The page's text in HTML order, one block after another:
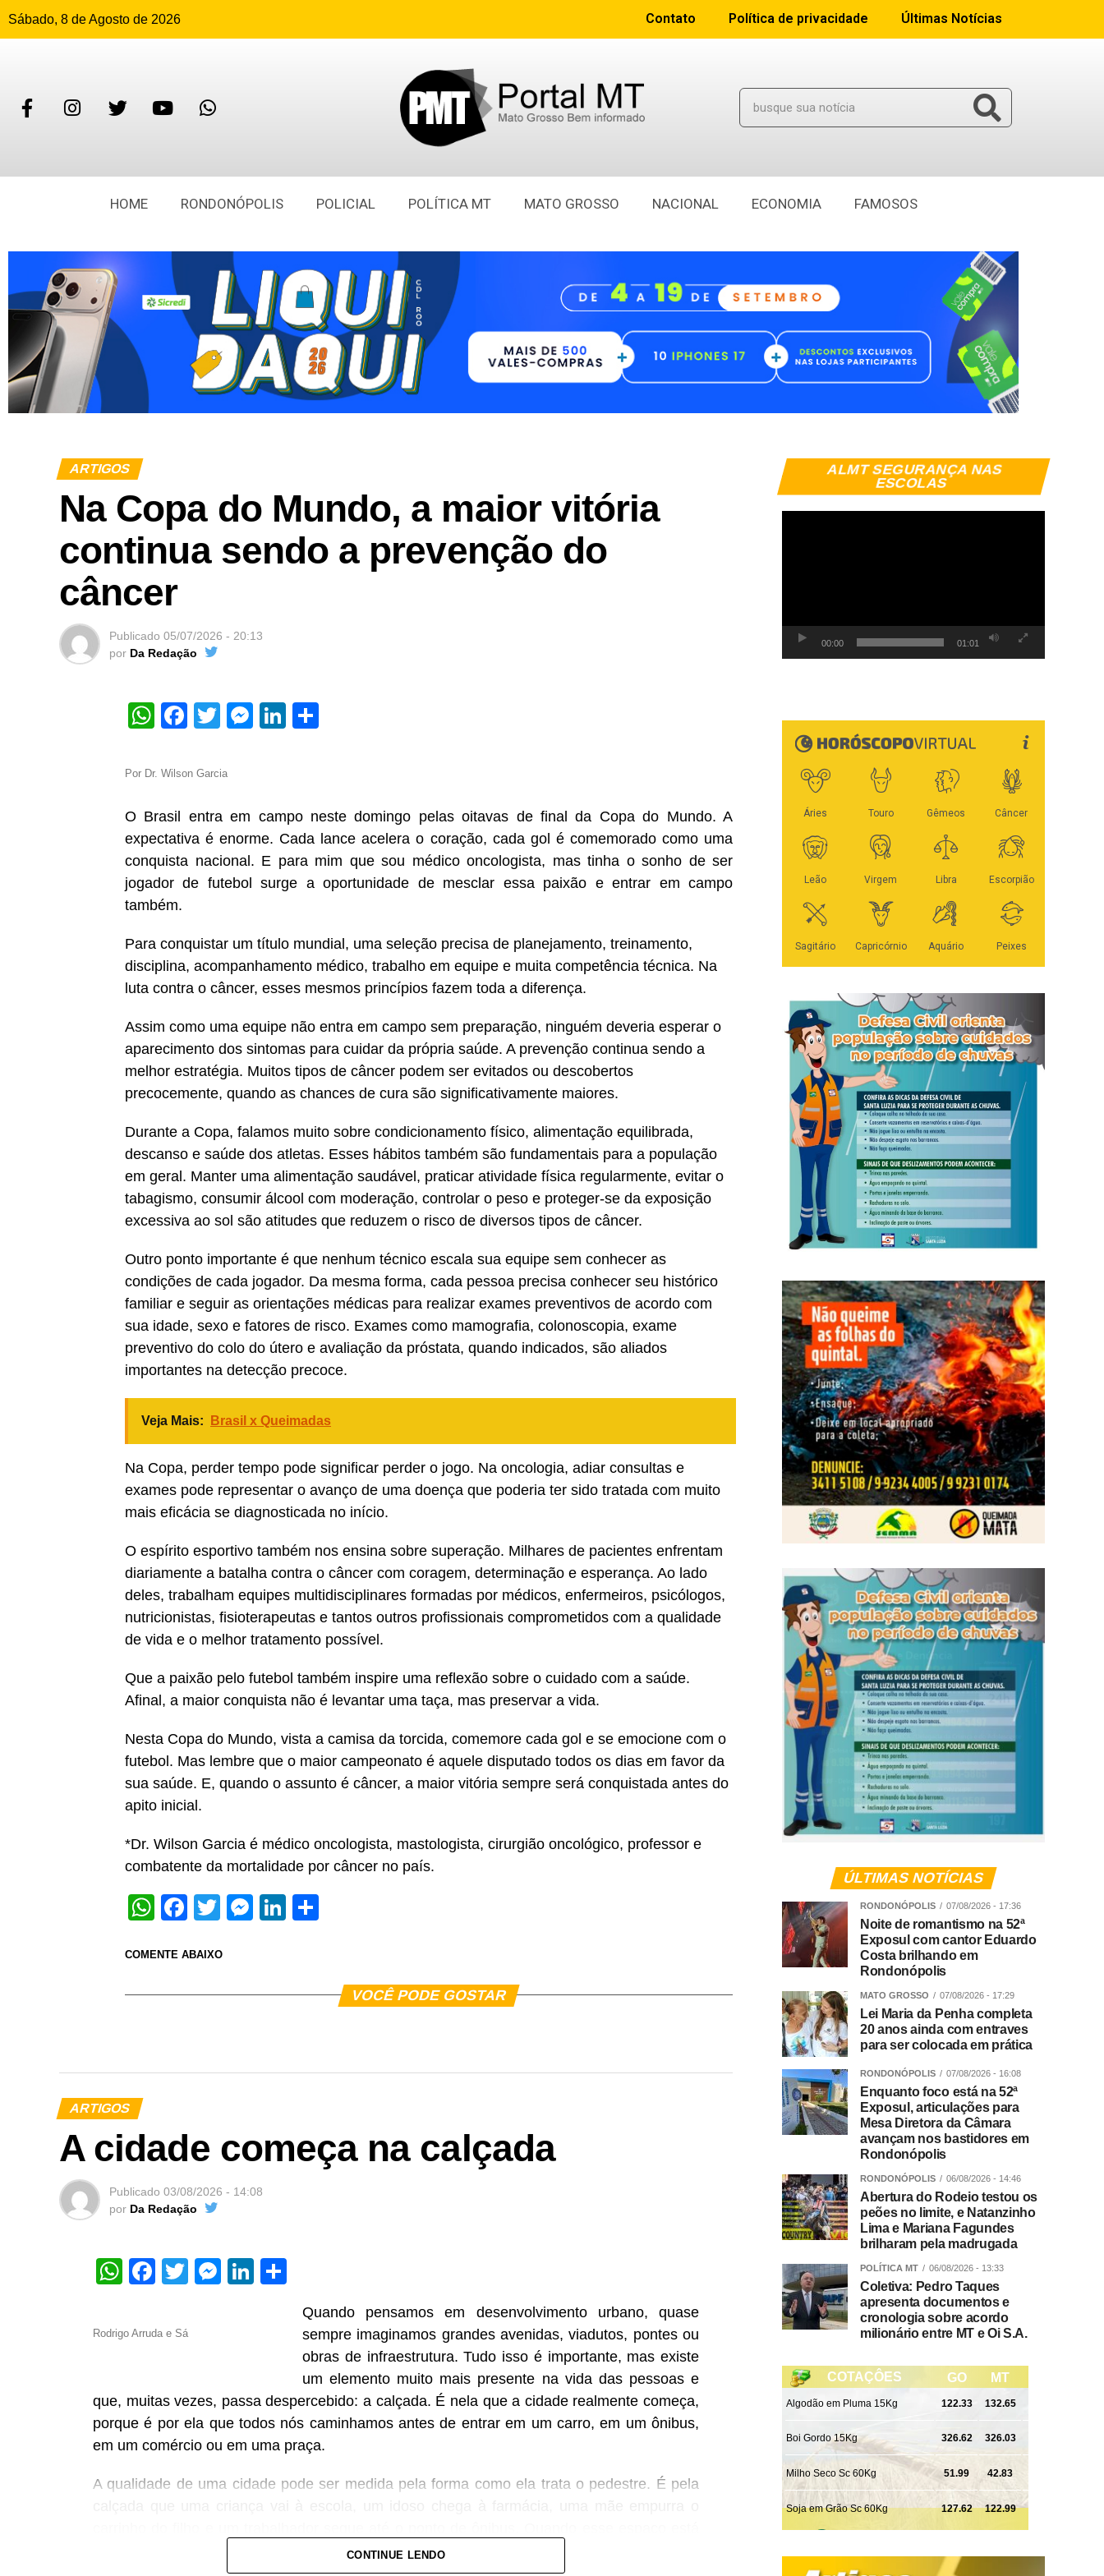
Sábado, 8 de Agosto de 2026 Contato Política de privacidade Últimas Notícias
HOME RONDONÓPOLIS POLICIAL POLÍTICA MT MATO GROSSO NACIONAL ECONOMIA FAMOSOS
ARTIGOS
Na Copa do Mundo, a maior vitória
continua sendo a prevenção do
câncer
Publicado 05/07/2026 - 20:13
por Da Redação
WhatsApp
Facebook
TwitterMessenger
LinkedIn
Por Dr. Wilson Garcia
O Brasil entra em campo neste domingo pelas oitavas de final da Copa do Mundo. A
expectativa é enorme. Cada lance acelera o coração, cada gol é comemorado como uma
conquista nacional. E para mim que sou médico oncologista, mas tinha o sonho de ser
jogador de futebol surge a oportunidade de mesclar essa paixão e entrar em campo
também.
Para conquistar um título mundial, uma seleção precisa de planejamento, treinamento,
disciplina, acompanhamento médico, trabalho em equipe e muita competência técnica. Na
luta contra o câncer, esses mesmos princípios fazem toda a diferença.
Assim como uma equipe não entra em campo sem preparação, ninguém deveria esperar o
aparecimento dos sintomas para cuidar da própria saúde. A prevenção continua sendo a
melhor estratégia. Muitos tipos de câncer podem ser evitados ou descobertos
precocemente, quando as chances de cura são significativamente maiores.
Durante a Copa, falamos muito sobre condicionamento físico, alimentação equilibrada,
descanso e saúde dos atletas. Esses hábitos também são fundamentais para a população
em geral. Manter uma alimentação saudável, praticar atividade física regularmente, evitar o
tabagismo, consumir álcool com moderação, controlar o peso e proteger-se da exposição
excessiva ao sol são atitudes que reduzem o risco de diversos tipos de câncer.
Outro ponto importante é que nenhum técnico escala sua equipe sem conhecer as
condições de cada jogador. Da mesma forma, cada pessoa precisa conhecer seu histórico
familiar e seguir as orientações médicas para realizar exames preventivos de acordo com
sua idade, sexo e fatores de risco. Exames como mamografia, colonoscopia, exame
preventivo do colo do útero e avaliação da próstata, quando indicados, são aliados
importantes na detecção precoce.
Veja Mais: Brasil x Queimadas
Na Copa, perder tempo pode significar perder o jogo. Na oncologia, adiar consultas e
exames pode representar o avanço de uma doença que poderia ter sido tratada com muito
mais eficácia se diagnosticada no início.
O espírito esportivo também nos ensina sobre superação. Milhares de pacientes enfrentam
diariamente a batalha contra o câncer com coragem, determinação e esperança. Ao lado
deles, trabalham equipes multidisciplinares formadas por médicos, enfermeiros, psicólogos,
nutricionistas, fisioterapeutas e tantos outros profissionais comprometidos com a qualidade
de vida e o melhor tratamento possível.
Que a paixão pelo futebol também inspire uma reflexão sobre o cuidado com a saúde.
Afinal, a maior conquista não é levantar uma taça, mas preservar a vida.
Nesta Copa do Mundo, vista a camisa da torcida, comemore cada gol e se emocione com o
futebol. Mas lembre que o maior campeonato é aquele disputado todos os dias em favor da
sua saúde. E, quando o assunto é câncer, a maior vitória sempre será conquistada antes do
apito inicial.
*Dr. Wilson Garcia é médico oncologista, mastologista, cirurgião oncológico, professor e
combatente da mortalidade por câncer no país.
WhatsApp
Facebook
TwitterMessenger
LinkedIn
COMENTE ABAIXO
VOCÊ PODE GOSTAR
ARTIGOS
A cidade começa na calçada
Publicado 03/08/2026 - 14:08
por Da Redação
WhatsApp
Facebook
TwitterMessenger
LinkedIn
Rodrigo Arruda e Sá
Quando pensamos em desenvolvimento urbano, quase
sempre imaginamos grandes avenidas, viadutos, pontes ou
obras de infraestrutura. Tudo isso é importante, mas existe
um elemento muito mais presente na vida das pessoas e
que, muitas vezes, passa despercebido: a calçada. É nela que a cidade realmente começa,
porque é por ela que todos nós caminhamos antes de entrar em um carro, em um ônibus,
em um comércio ou em uma praça.
A qualidade de uma cidade pode ser medida pela forma como ela trata o pedestre. É pela
esburacado, desnivelado, ocupado irregularmente ou simplesmente não existe, a cidade
transmite uma mensagem clara: as pessoas deixaram de ser prioridade.
CONTINUE LENDO
ALMT SEGURANÇA NAS
ESCOLAS
Tocador
de
00:00 01:01
ÚLTIMAS NOTÍCIAS
RONDONÓPOLIS 07/08/2026 - 17:36
Noite de romantismo na 52ª
Exposul com cantor Eduardo
Costa brilhando em
Rondonópolis
MATO GROSSO 07/08/2026 - 17:29
Lei Maria da Penha completa
20 anos ainda com entraves
para ser colocada em prática
RONDONÓPOLIS 07/08/2026 - 16:08
Enquanto foco está na 52ª
Exposul, articulações para
Mesa Diretora da Câmara
avançam nos bastidores em
Rondonópolis
RONDONÓPOLIS 06/08/2026 - 14:46
Abertura do Rodeio testou os
peões no limite, e Natanzinho
Lima e Mariana Fagundes
brilharam pela madrugada
POLÍTICA MT 06/08/2026 - 13:33
Coletiva: Pedro Taques
apresenta documentos e
cronologia sobre acordo
milionário entre MT e Oi S.A.